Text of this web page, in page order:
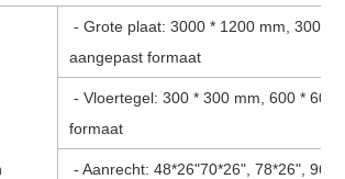
- Grote plaat: 3000 * 1200 mm, 3000
aangepast formaat
- Vloertegel: 300 * 300 mm, 600 *
formaat
- Aanrecht: 48*26"70*26", 78*26",